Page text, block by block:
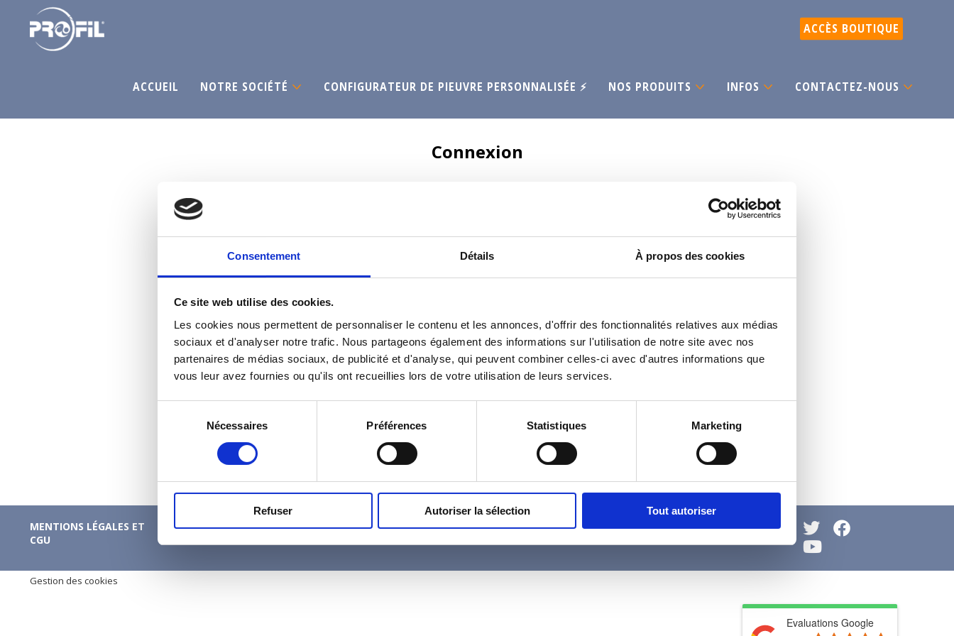
Consentement Détails À propos des cookies
Ce site web utilise des cookies.
Les cookies nous permettent de personnaliser le contenu et les annonces, d'offrir des fonctionnalités relatives aux médias
sociaux et d'analyser notre trafic. Nous partageons également des informations sur l'utilisation de notre site avec nos
partenaires de médias sociaux, de publicité et d'analyse, qui peuvent combiner celles-ci avec d'autres informations que
vous leur avez fournies ou qu'ils ont recueillies lors de votre utilisation de leurs services.
consentement
Nécessaires Préférences Statistiques Marketing
Refuser Autoriser la sélection Tout autoriser
ACCÈS BOUTIQUE
ACCUEIL NOTRE SOCIÉTÉ CONFIGURATEUR DE PIEUVRE PERSONNALISÉE ⚡ NOS PRODUITS INFOS CONTACTEZ-NOUS
Connexion
Mot de passe
Se souvenir de moi
S’inscrire
Mot de passe oublié ?
MENTIONS LÉGALES ET
CGU
CONDITIONS GÉNÉRALES DE
TÉMOIGNAGES
DOCUMENTATION
VOS DONNÉES ET VOS
Gestion des cookies
Evaluations Google